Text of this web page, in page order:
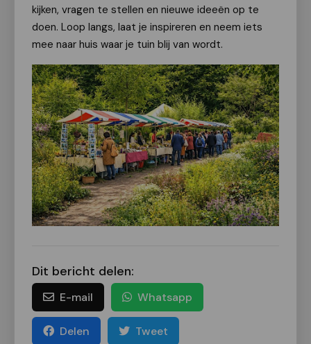
kijken, vragen te stellen en nieuwe ideeën op te
doen. Loop langs, laat je inspireren en neem iets
mee naar huis waar je tuin blij van wordt.
Dit bericht delen:
E-mail Whatsapp
Delen Tweet